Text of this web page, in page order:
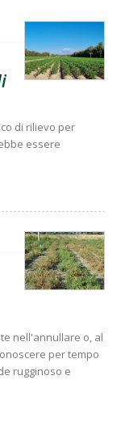
di rilievo per
essere
nell'annullare o, al
per tempo
rugginoso e